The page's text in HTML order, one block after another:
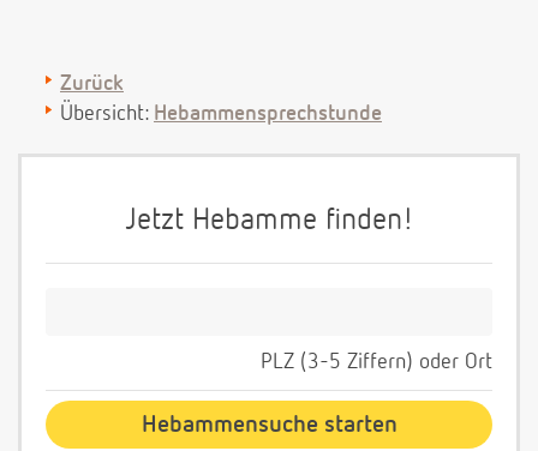
Zurück
Übersicht: Hebammensprechstunde
Jetzt Hebamme finden!
PLZ (3-5 Ziffern) oder Ort